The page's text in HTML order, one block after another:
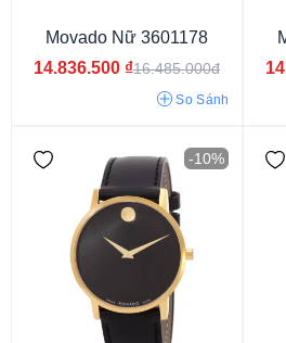
Dây màu xanh Dây màu
Dây màu trắng
Dây phối màu
Dây xanh than
Movado Nữ 3601178
14.836.500 ₫16.485.000đ
So Sánh
-10%